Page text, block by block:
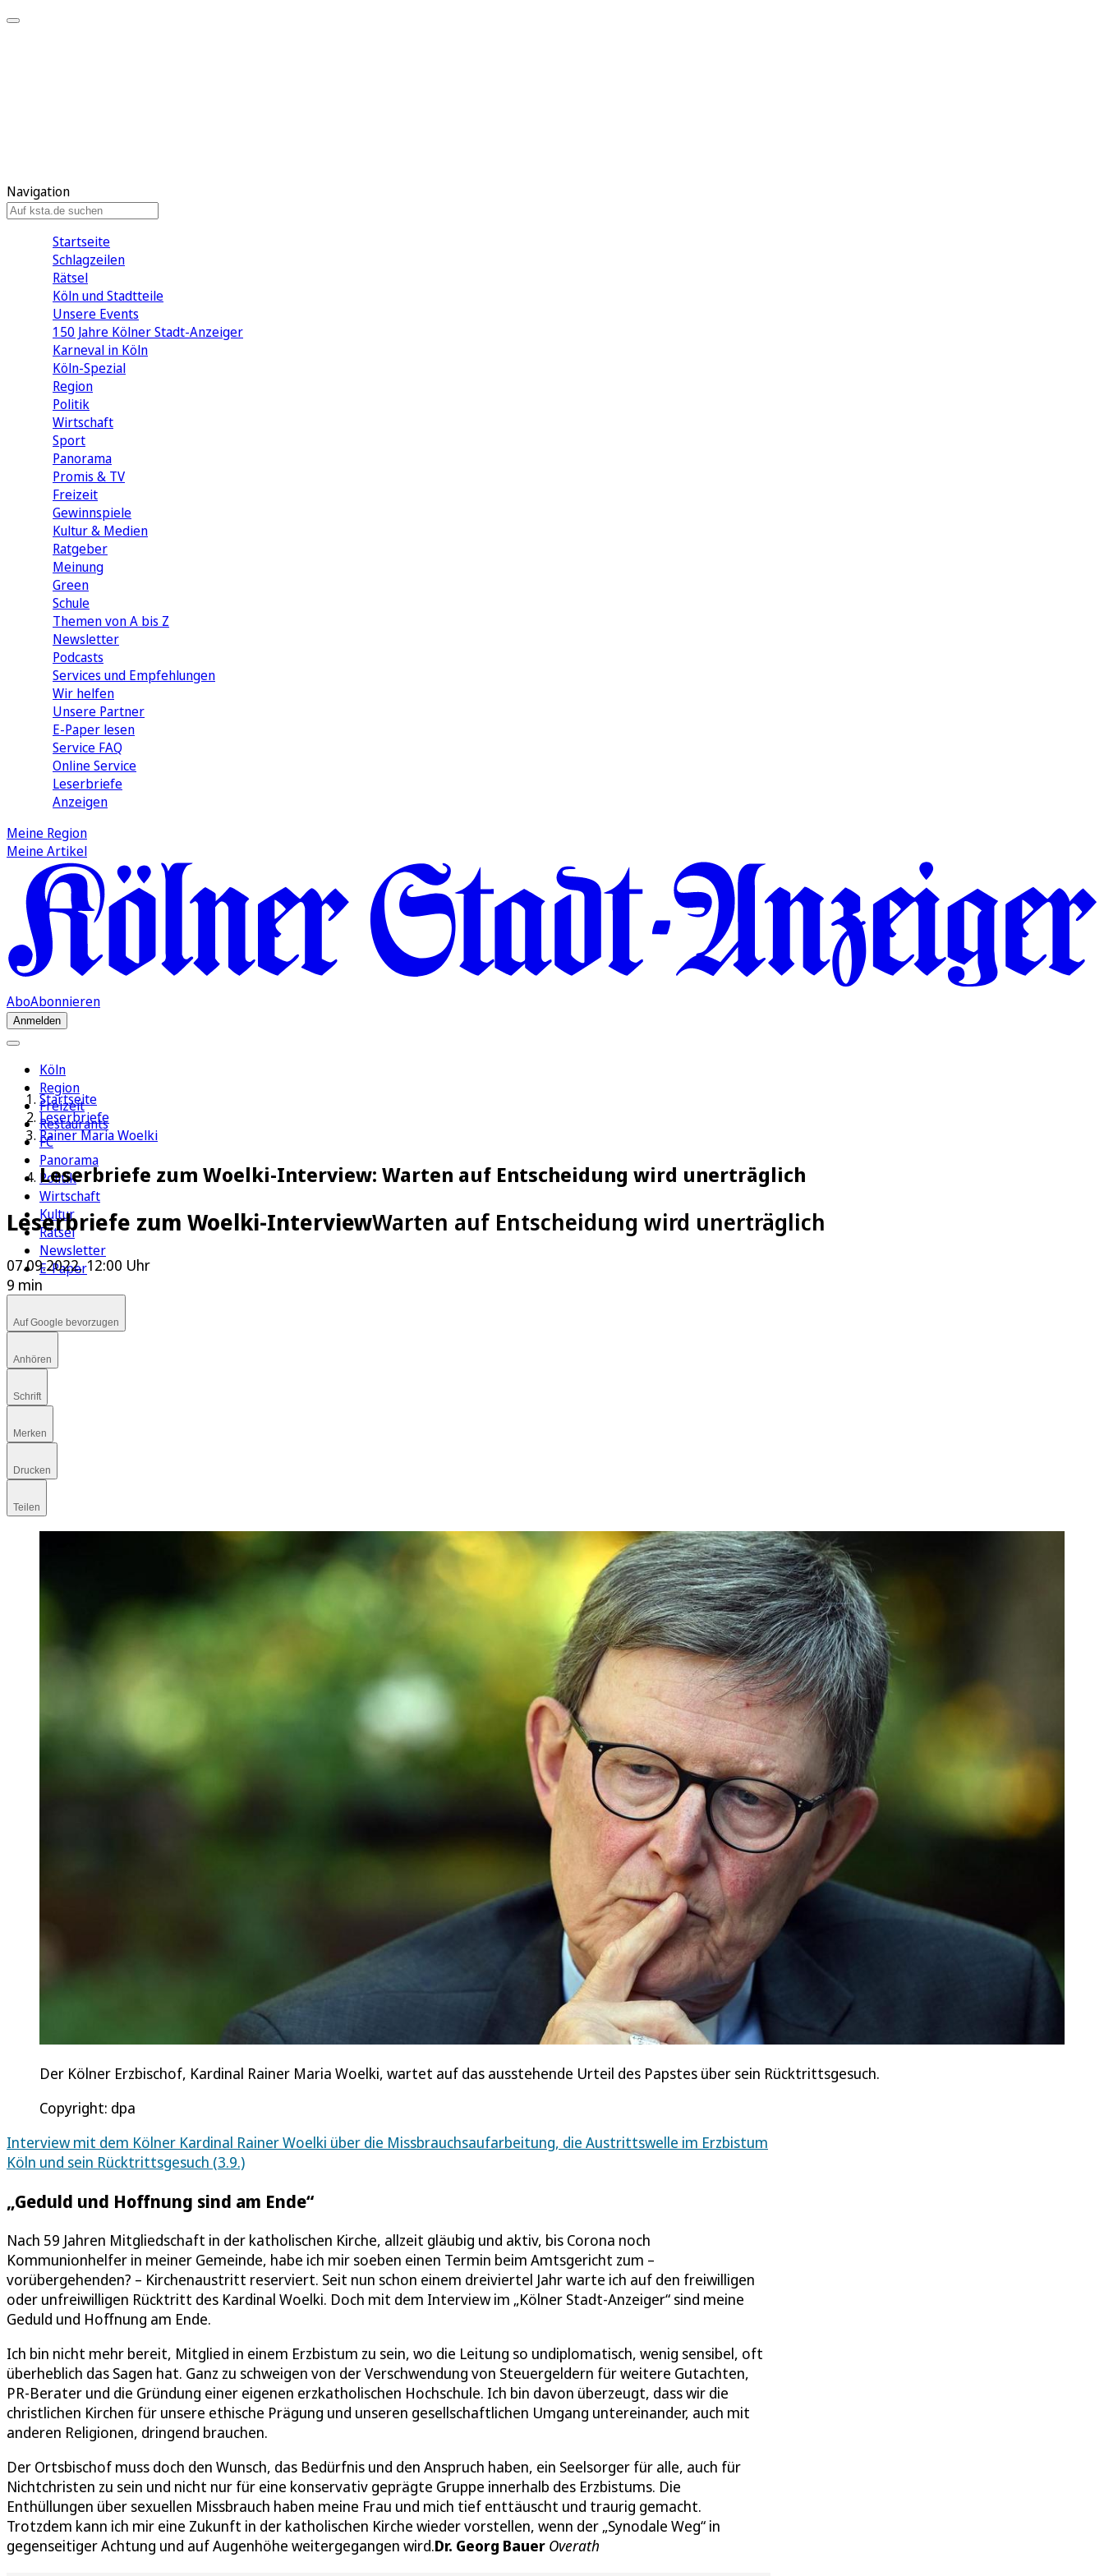
Navigation
Startseite
Schlagzeilen
Rätsel
Köln und Stadtteile
Unsere Events
150 Jahre Kölner Stadt-Anzeiger
Karneval in Köln
Köln-Spezial
Region
Politik
Wirtschaft
Sport
Panorama
Promis & TV
Freizeit
Gewinnspiele
Kultur & Medien
Ratgeber
Meinung
Green
Schule
Themen von A bis Z
Newsletter
Podcasts
Services und Empfehlungen
Wir helfen
Unsere Partner
E-Paper lesen
Service FAQ
Online Service
Leserbriefe
Anzeigen
Meine Region
Meine Artikel
AboAbonnieren
Anmelden
Köln
Region
Freizeit
Restaurants
FC
Panorama
Politik
Wirtschaft
Kultur
Rätsel
Newsletter
E-Paper
Startseite
Leserbriefe
Rainer Maria Woelki
Leserbriefe zum Woelki-Interview: Warten auf Entscheidung wird unerträglich
Leserbriefe zum Woelki-InterviewWarten auf Entscheidung wird unerträglich
07.09.2022, 12:00 Uhr
9 min
Auf Google bevorzugen
Anhören
Schrift
Merken
Drucken
Teilen
Der Kölner Erzbischof, Kardinal Rainer Maria Woelki, wartet auf das ausstehende Urteil des Papstes über sein Rücktrittsgesuch.
Copyright: dpa
Interview mit dem Kölner Kardinal Rainer Woelki über die Missbrauchsaufarbeitung, die Austrittswelle im Erzbistum
Köln und sein Rücktrittsgesuch (3.9.)
„Geduld und Hoffnung sind am Ende“
Nach 59 Jahren Mitgliedschaft in der katholischen Kirche, allzeit gläubig und aktiv, bis Corona noch
Kommunionhelfer in meiner Gemeinde, habe ich mir soeben einen Termin beim Amtsgericht zum –
vorübergehenden? – Kirchenaustritt reserviert. Seit nun schon einem dreiviertel Jahr warte ich auf den freiwilligen
oder unfreiwilligen Rücktritt des Kardinal Woelki. Doch mit dem Interview im „Kölner Stadt-Anzeiger“ sind meine
Geduld und Hoffnung am Ende.
Ich bin nicht mehr bereit, Mitglied in einem Erzbistum zu sein, wo die Leitung so undiplomatisch, wenig sensibel, oft
überheblich das Sagen hat. Ganz zu schweigen von der Verschwendung von Steuergeldern für weitere Gutachten,
PR-Berater und die Gründung einer eigenen erzkatholischen Hochschule. Ich bin davon überzeugt, dass wir die
christlichen Kirchen für unsere ethische Prägung und unseren gesellschaftlichen Umgang untereinander, auch mit
anderen Religionen, dringend brauchen.
Der Ortsbischof muss doch den Wunsch, das Bedürfnis und den Anspruch haben, ein Seelsorger für alle, auch für
Nichtchristen zu sein und nicht nur für eine konservativ geprägte Gruppe innerhalb des Erzbistums. Die
Enthüllungen über sexuellen Missbrauch haben meine Frau und mich tief enttäuscht und traurig gemacht.
Trotzdem kann ich mir eine Zukunft in der katholischen Kirche wieder vorstellen, wenn der „Synodale Weg“ in
gegenseitiger Achtung und auf Augenhöhe weitergegangen wird.Dr. Georg Bauer Overath